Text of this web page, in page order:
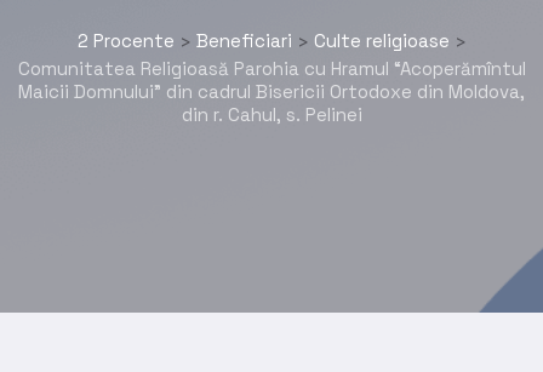
2 Procente > Beneficiari > Culte religioase >
Comunitatea Religioasă Parohia cu Hramul “Acoperămîntul
Maicii Domnului” din cadrul Bisericii Ortodoxe din Moldova,
din r. Cahul, s. Pelinei